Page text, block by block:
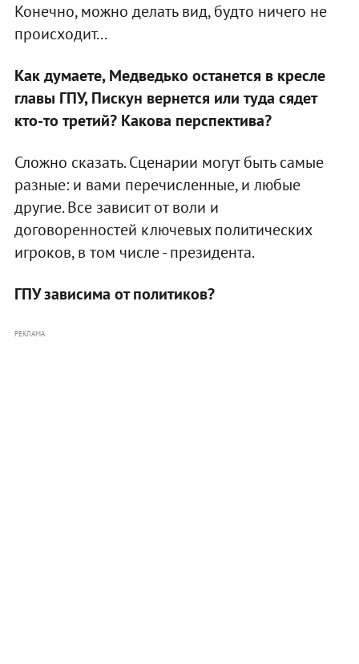
Конечно, можно делать вид, будто ничего не
происходит...
Как думаете, Медведько останется в кресле
главы ГПУ, Пискун вернется или туда сядет
кто-то третий? Какова перспектива?
Сложно сказать. Сценарии могут быть самые
разные: и вами перечисленные, и любые
другие. Все зависит от воли и
договоренностей ключевых политических
игроков, в том числе - президента.
ГПУ зависима от политиков?
РЕКЛАМА